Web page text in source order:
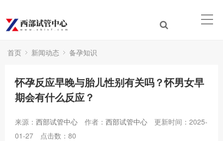
首页 新闻动态 备孕知识
怀孕反应早晚与胎儿性别有关吗？怀男女早
期会有什么反应？
来源： 西部试管中心 作者： 西部试管中心
更新时间：2025-
01-27
点击数： 80